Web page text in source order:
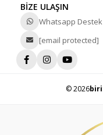
BİZE ULAŞIN
Whatsapp Destek
[email protected]
© 2026